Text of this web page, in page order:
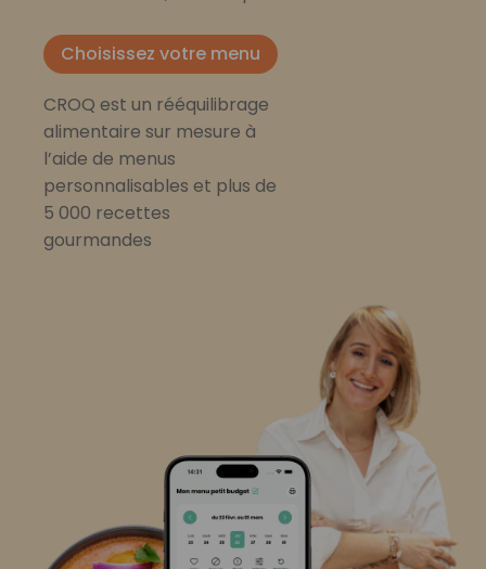
Choisissez votre menu
CROQ est un rééquilibrage
alimentaire sur mesure à
l’aide de menus
personnalisables et plus de
5 000 recettes
gourmandes